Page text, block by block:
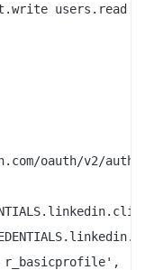
users.read
oauth/v2/